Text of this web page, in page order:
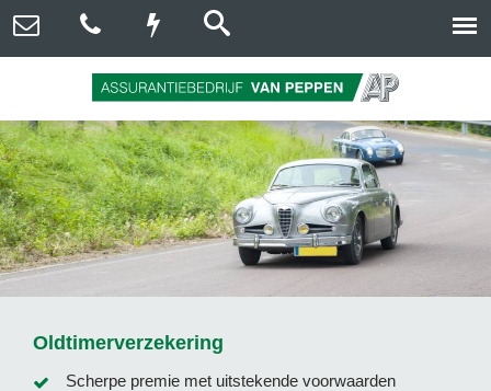
Oldtimerverzekering
Scherpe premie met uitstekende voorwaarden